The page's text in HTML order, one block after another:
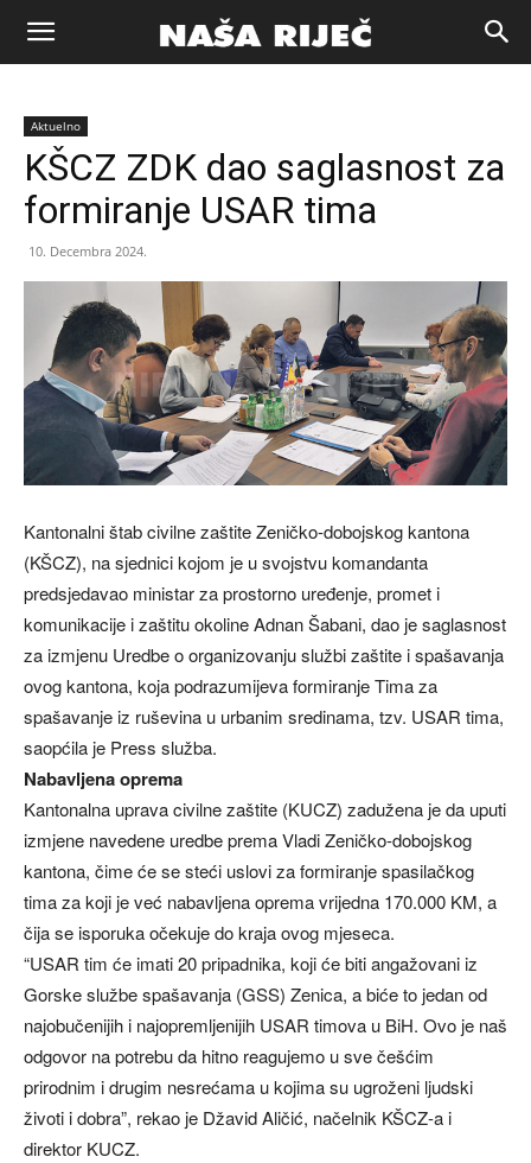
Naša
riječ
Aktuelno
KŠCZ ZDK dao saglasnost za
formiranje USAR tima
10. Decembra 2024.
Kantonalni štab civilne zaštite Zeničko-dobojskog kantona
(KŠCZ), na sjednici kojom je u svojstvu komandanta
predsjedavao ministar za prostorno uređenje, promet i
komunikacije i zaštitu okoline Adnan Šabani, dao je saglasnost
za izmjenu Uredbe o organizovanju službi zaštite i spašavanja
ovog kantona, koja podrazumijeva formiranje Tima za
spašavanje iz ruševina u urbanim sredinama, tzv. USAR tima,
saopćila je Press služba.
Nabavljena oprema
Kantonalna uprava civilne zaštite (KUCZ) zadužena je da uputi
izmjene navedene uredbe prema Vladi Zeničko-dobojskog
kantona, čime će se steći uslovi za formiranje spasilačkog
tima za koji je već nabavljena oprema vrijedna 170.000 KM, a
čija se isporuka očekuje do kraja ovog mjeseca.
“USAR tim će imati 20 pripadnika, koji će biti angažovani iz
Gorske službe spašavanja (GSS) Zenica, a biće to jedan od
najobučenijih i najopremljenijih USAR timova u BiH. Ovo je naš
odgovor na potrebu da hitno reagujemo u sve češćim
prirodnim i drugim nesrećama u kojima su ugroženi ljudski
životi i dobra”, rekao je Džavid Aličić, načelnik KŠCZ-a i
direktor KUCZ.